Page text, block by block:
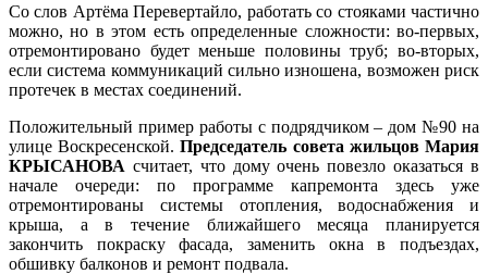
Со слов Артёма Перевертайло, работать со стояками частично
можно, но в этом есть определенные сложности: во-первых,
отремонтировано будет меньше половины труб; во-вторых,
если система коммуникаций сильно изношена, возможен риск
протечек в местах соединений.
Положительный пример работы с подрядчиком – дом №90 на
улице Воскресенской.Председатель совета жильцов Мария
КРЫСАНОВА считает, что дому очень повезло оказаться в
начале очереди: по программе капремонта здесь уже
отремонтированы системы отопления, водоснабжения и
крыша, а в течение ближайшего месяца планируется
закончить покраску фасада, заменить окна в подъездах,
обшивку балконов и ремонт подвала.